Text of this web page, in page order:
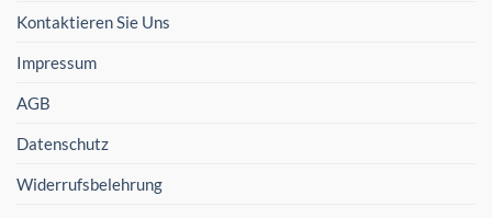
Kontaktieren Sie Uns
Impressum
AGB
Datenschutz
Widerrufsbelehrung